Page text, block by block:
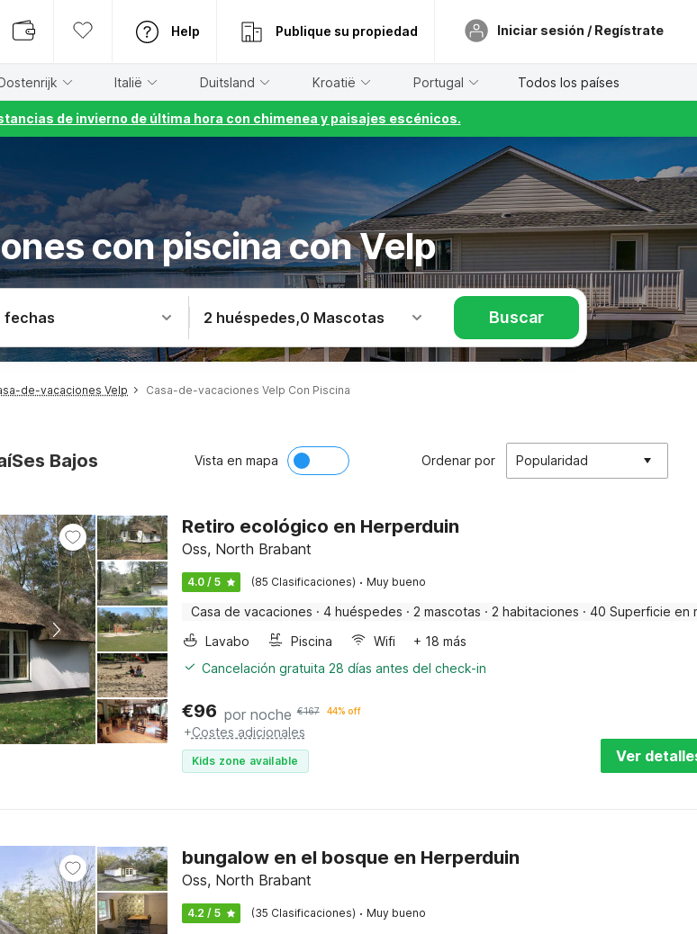
Help Publique su propiedad Iniciar sesión / Regístrate
Italië Duitsland Kroatië Portugal Todos los países
de invierno de última hora con chimenea y paisajes escénicos.
con piscina con Velp
fechas 2 huéspedes,0 Mascotas Buscar
de-vacaciones Velp Casa-de-vacaciones Velp Con Piscina
Bajos Vista en mapa Ordenar por Popularidad
Retiro ecológico en Herperduin
Oss, North Brabant
4.0 / 5 (85 Clasificaciones) · Muy bueno
Casa de vacaciones · 4 huéspedes · 2 mascotas · 2 habitaciones · 40 Superficie en
Lavabo
Piscina Wifi
+ 18 más
Cancelación gratuita 28 días antes del check-in
€96 por noche €167 44% off
+Costes adicionales
Kids zone available Ver
bungalow en el bosque en Herperduin
Oss, North Brabant
4.2 / 5 (35 Clasificaciones) · Muy bueno